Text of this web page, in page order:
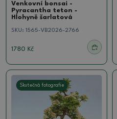
Venkovní bonsai -
Pyracantha teton -
Hlohyně šarlatová
SKU: 1565-VB2026-2766
1780 Kč
Skutečná fotografie